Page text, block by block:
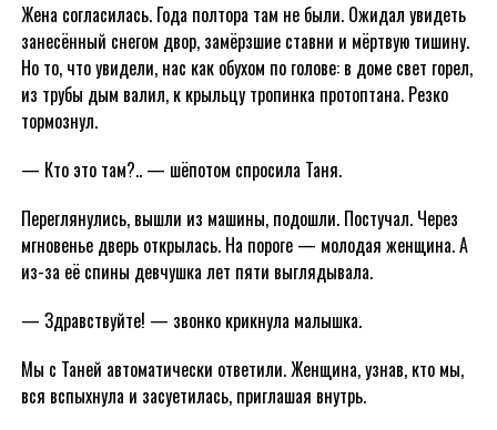
Жена согласилась. Года полтора там не были. Ожидал увидеть
занесённый снегом двор, замёрзшие ставни и мёртвую тишину.
Но то, что увидели, нас как обухом по голове: в доме свет горел,
из трубы дым валил, к крыльцу тропинка протоптана. Резко
тормознул.
— Кто это там?.. — шёпотом спросила Таня.
Переглянулись, вышли из машины, подошли. Постучал. Через
мгновенье дверь открылась. На пороге — молодая женщина. А
из-за её спины девчушка лет пяти выглядывала.
— Здравствуйте! — звонко крикнула малышка.
Мы с Таней автоматически ответили. Женщина, узнав, кто мы,
вся вспыхнула и засуетилась, приглашая внутрь.